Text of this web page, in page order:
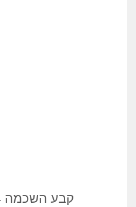
קבע השכמה 06:04 בבוקר